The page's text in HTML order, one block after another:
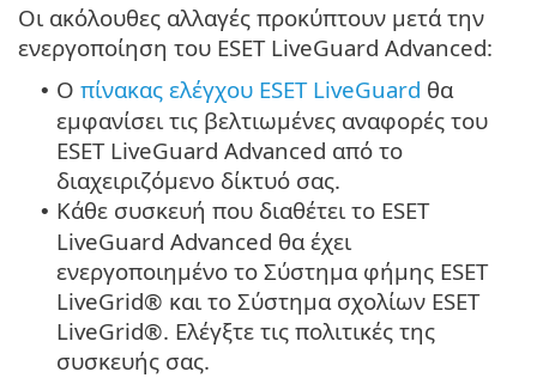
Οι ακόλουθες αλλαγές προκύπτουν μετά την
ενεργοποίηση του ESET LiveGuard Advanced:
• Ο πίνακας ελέγχου ESET LiveGuard θα
εμφανίσει τις βελτιωμένες αναφορές του
ESET LiveGuard Advanced από το
διαχειριζόμενο δίκτυό σας.
• Κάθε συσκευή που διαθέτει το ESET
LiveGuard Advanced θα έχει
ενεργοποιημένο το Σύστημα φήμης ESET
LiveGrid® και το Σύστημα σχολίων ESET
LiveGrid®. Ελέγξτε τις πολιτικές της
συσκευής σας.